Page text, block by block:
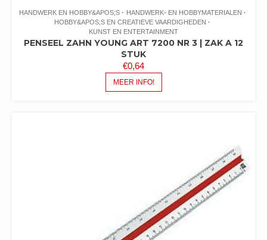
HANDWERK EN HOBBY&APOS;S
HANDWERK- EN HOBBYMATERIALEN
HOBBY&APOS;S EN CREATIEVE VAARDIGHEDEN
KUNST EN ENTERTAINMENT
PENSEEL ZAHN YOUNG ART 7200 NR 3 | ZAK A 12
STUK
€0,64
MEER INFO!